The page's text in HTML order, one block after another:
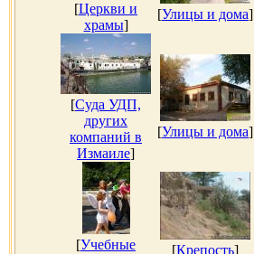
[Церкви и
храмы]
[Улицы и дома]
[Суда УДП,
других
компаний в
Измаиле]
[Улицы и дома]
[Учебные
[Крепость]